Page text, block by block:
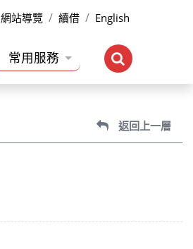
網站導覽 續借 English
常用服務
返回上一層